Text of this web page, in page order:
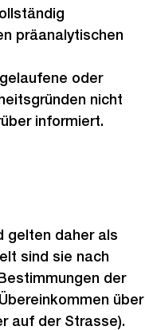
präanalytischen
oder
nicht
informiert.
gelten daher als
sind sie nach
der
über
auf der Strasse).